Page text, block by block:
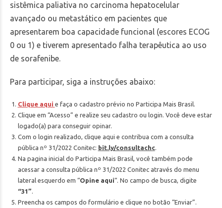
sistêmica paliativa no carcinoma hepatocelular
avançado ou metastático em pacientes que
apresentarem boa capacidade funcional (escores ECOG
0 ou 1) e tiverem apresentado falha terapêutica ao uso
de sorafenibe.​
Para participar, siga a instruções abaixo:
Clique aqui e faça o cadastro prévio no Participa Mais Brasil​.
Clique em “Acesso” e realize seu cadastro ou login. Você deve estar
logado(a) para conseguir opinar.
Com o login realizado, clique aqui e contribua com a consulta
pública nº 31/2022 Conitec: bit.ly/consultachc.
Na pagina inicial do Participa Mais Brasil, você também pode
acessar a consulta pública nº 31/2022 Conitec através do menu
lateral esquerdo em “Opine aqui“. No campo de busca, digite
“31”.
Preencha os campos do formulário e clique no botão “Enviar”.